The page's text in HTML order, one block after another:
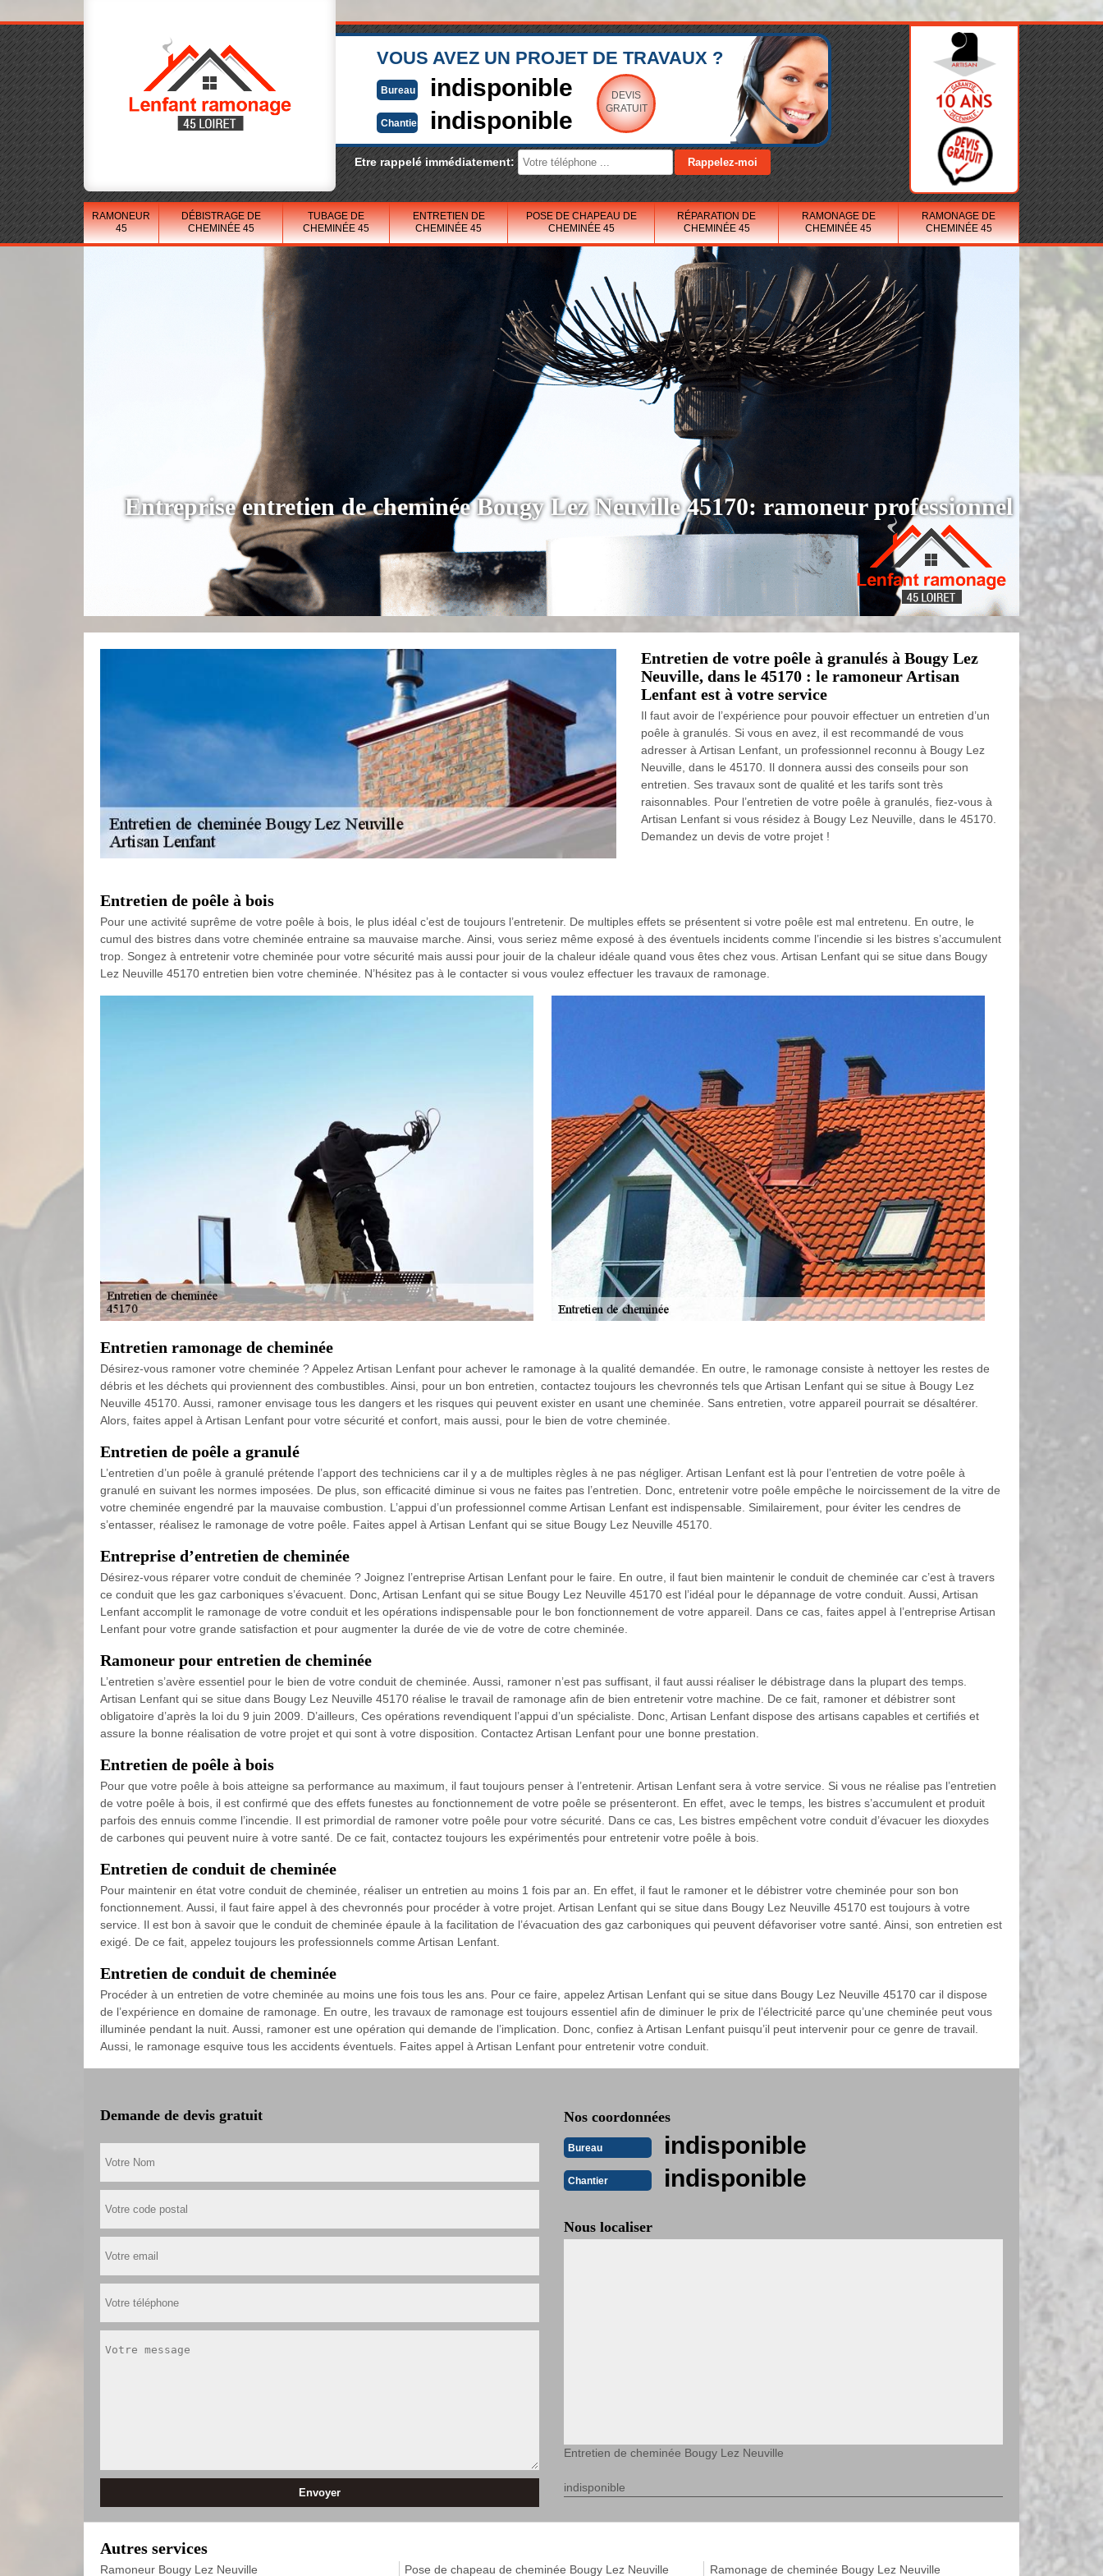
VOUS AVEZ UN PROJET DE TRAVAUX ?
Bureau indisponible
Chantier indisponible
DEVIS
GRATUIT
Etre rappelé immédiatement:
RAMONEUR
45
DÉBISTRAGE DE
CHEMINÉE 45
TUBAGE DE
CHEMINÉE 45
ENTRETIEN DE
CHEMINÉE 45
POSE DE CHAPEAU DE
CHEMINÉE 45
RÉPARATION DE
CHEMINÉE 45
RAMONAGE DE
CHEMINÉE 45
RAMONAGE DE
CHEMINÉE 45
Entreprise entretien de cheminée Bougy Lez Neuville 45170: ramoneur professionnel
Entretien de votre poêle à granulés à Bougy Lez
Neuville, dans le 45170 : le ramoneur Artisan
Lenfant est à votre service
Il faut avoir de l’expérience pour pouvoir effectuer un entretien d’un
poêle à granulés. Si vous en avez, il est recommandé de vous
adresser à Artisan Lenfant, un professionnel reconnu à Bougy Lez
Neuville, dans le 45170. Il donnera aussi des conseils pour son
entretien. Ses travaux sont de qualité et les tarifs sont très
raisonnables. Pour l’entretien de votre poêle à granulés, fiez-vous à
Artisan Lenfant si vous résidez à Bougy Lez Neuville, dans le 45170.
Demandez un devis de votre projet !
Entretien de poêle à bois
Pour une activité suprême de votre poêle à bois, le plus idéal c’est de toujours l’entretenir. De multiples effets se présentent si votre poêle est mal entretenu. En outre, le
cumul des bistres dans votre cheminée entraine sa mauvaise marche. Ainsi, vous seriez même exposé à des éventuels incidents comme l’incendie si les bistres s’accumulent
trop. Songez à entretenir votre cheminée pour votre sécurité mais aussi pour jouir de la chaleur idéale quand vous êtes chez vous. Artisan Lenfant qui se situe dans Bougy
Lez Neuville 45170 entretien bien votre cheminée. N’hésitez pas à le contacter si vous voulez effectuer les travaux de ramonage.
Entretien ramonage de cheminée
Désirez-vous ramoner votre cheminée ? Appelez Artisan Lenfant pour achever le ramonage à la qualité demandée. En outre, le ramonage consiste à nettoyer les restes de
débris et les déchets qui proviennent des combustibles. Ainsi, pour un bon entretien, contactez toujours les chevronnés tels que Artisan Lenfant qui se situe à Bougy Lez
Neuville 45170. Aussi, ramoner envisage tous les dangers et les risques qui peuvent exister en usant une cheminée. Sans entretien, votre appareil pourrait se désaltérer.
Alors, faites appel à Artisan Lenfant pour votre sécurité et confort, mais aussi, pour le bien de votre cheminée.
Entretien de poêle a granulé
L’entretien d’un poêle à granulé prétende l’apport des techniciens car il y a de multiples règles à ne pas négliger. Artisan Lenfant est là pour l’entretien de votre poêle à
granulé en suivant les normes imposées. De plus, son efficacité diminue si vous ne faites pas l’entretien. Donc, entretenir votre poêle empêche le noircissement de la vitre de
votre cheminée engendré par la mauvaise combustion. L’appui d’un professionnel comme Artisan Lenfant est indispensable. Similairement, pour éviter les cendres de
s’entasser, réalisez le ramonage de votre poêle. Faites appel à Artisan Lenfant qui se situe Bougy Lez Neuville 45170.
Entreprise d’entretien de cheminée
Désirez-vous réparer votre conduit de cheminée ? Joignez l’entreprise Artisan Lenfant pour le faire. En outre, il faut bien maintenir le conduit de cheminée car c’est à travers
ce conduit que les gaz carboniques s’évacuent. Donc, Artisan Lenfant qui se situe Bougy Lez Neuville 45170 est l’idéal pour le dépannage de votre conduit. Aussi, Artisan
Lenfant accomplit le ramonage de votre conduit et les opérations indispensable pour le bon fonctionnement de votre appareil. Dans ce cas, faites appel à l’entreprise Artisan
Lenfant pour votre grande satisfaction et pour augmenter la durée de vie de votre de cotre cheminée.
Ramoneur pour entretien de cheminée
L’entretien s’avère essentiel pour le bien de votre conduit de cheminée. Aussi, ramoner n’est pas suffisant, il faut aussi réaliser le débistrage dans la plupart des temps.
Artisan Lenfant qui se situe dans Bougy Lez Neuville 45170 réalise le travail de ramonage afin de bien entretenir votre machine. De ce fait, ramoner et débistrer sont
obligatoire d’après la loi du 9 juin 2009. D’ailleurs, Ces opérations revendiquent l’appui d’un spécialiste. Donc, Artisan Lenfant dispose des artisans capables et certifiés et
assure la bonne réalisation de votre projet et qui sont à votre disposition. Contactez Artisan Lenfant pour une bonne prestation.
Entretien de poêle à bois
Pour que votre poêle à bois atteigne sa performance au maximum, il faut toujours penser à l’entretenir. Artisan Lenfant sera à votre service. Si vous ne réalise pas l’entretien
de votre poêle à bois, il est confirmé que des effets funestes au fonctionnement de votre poêle se présenteront. En effet, avec le temps, les bistres s’accumulent et produit
parfois des ennuis comme l’incendie. Il est primordial de ramoner votre poêle pour votre sécurité. Dans ce cas, Les bistres empêchent votre conduit d’évacuer les dioxydes
de carbones qui peuvent nuire à votre santé. De ce fait, contactez toujours les expérimentés pour entretenir votre poêle à bois.
Entretien de conduit de cheminée
Pour maintenir en état votre conduit de cheminée, réaliser un entretien au moins 1 fois par an. En effet, il faut le ramoner et le débistrer votre cheminée pour son bon
fonctionnement. Aussi, il faut faire appel à des chevronnés pour procéder à votre projet. Artisan Lenfant qui se situe dans Bougy Lez Neuville 45170 est toujours à votre
service. Il est bon à savoir que le conduit de cheminée épaule à la facilitation de l’évacuation des gaz carboniques qui peuvent défavoriser votre santé. Ainsi, son entretien est
exigé. De ce fait, appelez toujours les professionnels comme Artisan Lenfant.
Entretien de conduit de cheminée
Procéder à un entretien de votre cheminée au moins une fois tous les ans. Pour ce faire, appelez Artisan Lenfant qui se situe dans Bougy Lez Neuville 45170 car il dispose
de l’expérience en domaine de ramonage. En outre, les travaux de ramonage est toujours essentiel afin de diminuer le prix de l’électricité parce qu’une cheminée peut vous
illuminée pendant la nuit. Aussi, ramoner est une opération qui demande de l’implication. Donc, confiez à Artisan Lenfant puisqu’il peut intervenir pour ce genre de travail.
Aussi, le ramonage esquive tous les accidents éventuels. Faites appel à Artisan Lenfant pour entretenir votre conduit.
Demande de devis gratuit Nos coordonnées
Bureau indisponible
Chantier indisponible
Nous localiser
Entretien de cheminée Bougy Lez Neuville
indisponible
Autres services
Ramoneur Bougy Lez Neuville Pose de chapeau de cheminée Bougy Lez Neuville Ramonage de cheminée Bougy Lez Neuville